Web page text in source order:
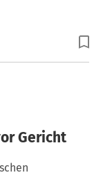
Gericht